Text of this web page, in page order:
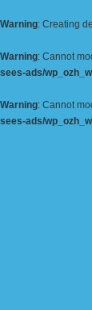
Warning: Creating
Warning: Cannot
sees-ads/
Warning: Cannot
sees-ads/